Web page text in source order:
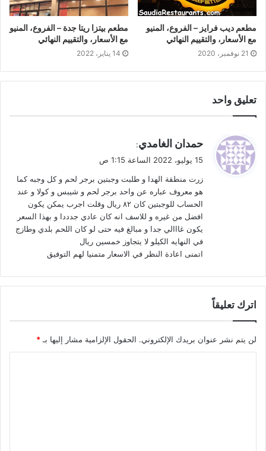
مطعم ديب فرايز – الفروع، المنيو
مع الأسعار، والتقييم النهائي
21 نوفمبر، 2020
مطعم بيتزا ريتا جدة – الفروع، المنيو
مع الأسعار، والتقييم النهائي
14 يناير، 2022
تعليق واحد
ي
ق
ل
حمدان الغامدي:
15 يوليو، 2022 الساعة 1:15 ص
زرت منطقة الهدا و طلبت وجبتين برجر لحم و كل وجبه كما
هو معروف عباره عن واحد برجر لحم و شيبس و كولا و عند
الحساب للوجبتين كان ٨٢ ريال وقلت اجرب يمكن يكون
افضل من غيره و للاسف انه كان عادي جدددا و بهذا السعر
يكون غااالي جدا و مبالغ فيه حتى لو كان اللحم بلدي وطازج
في النهايه الكيلو لا يتجاوز خمسين ريال
اتمنى اعادة النظر في الاسعار متمنيا لهم التوفيق
اترك تعليقاً
لن يتم نشر عنوان بريدك الإلكتروني. الحقول الإلزامية مشار إليها بـ*